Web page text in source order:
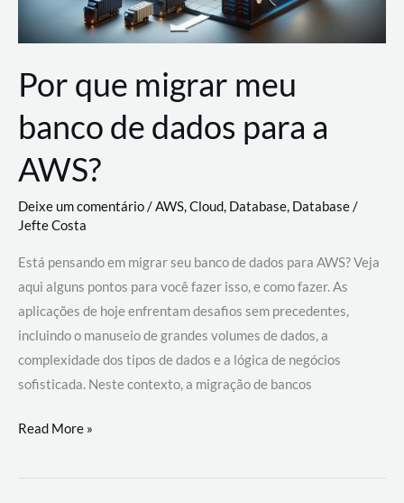
Por que migrar meu
banco de dados para a
AWS?
Deixe um comentário/AWS,Cloud, Database, Database/
Jefte Costa
Está pensando em migrar seu banco de dados para AWS? Veja
aqui alguns pontos para você fazer isso, e como fazer. As
aplicações de hoje enfrentam desafios sem precedentes,
incluindo o manuseio de grandes volumes de dados, a
complexidade dos tipos de dados e a lógica de negócios
sofisticada. Neste contexto, a migração de bancos
Por
migrar
Read More »